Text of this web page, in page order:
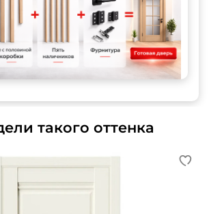
такого оттенка